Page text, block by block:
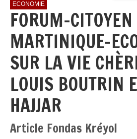
ECONOMIE
FORUM-CITOYEN
MARTINIQUE-
SUR LA VIE
LOUIS BOUTRIN
HAJJAR
Article Fondas Kréyol